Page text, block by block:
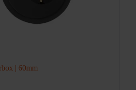
| 60mm